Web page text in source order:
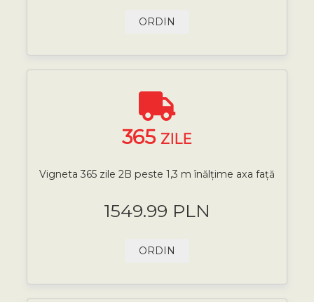
ORDIN
365 ZILE
Vigneta 365 zile 2B peste 1,3 m înălțime axa față
1549.99 PLN
ORDIN